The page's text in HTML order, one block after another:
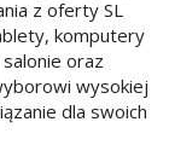
z oferty SL
komputery
oraz
wysokiej
dla swoich